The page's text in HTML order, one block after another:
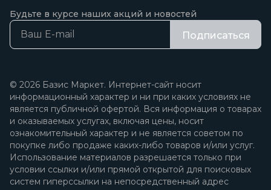
Будьте в курсе наших акций и новостей
Подписаться
© 2026 Базис Маркет. Интернет-сайт носит
информационный характер и ни при каких условиях не
является публичной офертой. Вся информация о товарах
и оказываемых услугах, включая цены, носит
ознакомительный характер и не является советом по
покупке либо продаже каких-либо товаров и/или услуг.
Использование материалов разрешается только при
условии ссылки и/или прямой открытой для поисковых
систем гиперссылки на непосредственный адрес